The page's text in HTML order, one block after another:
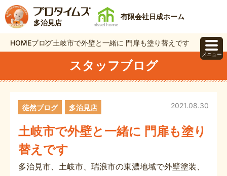
多治見店
有限会社日成ホーム
HOMEブログ土岐市で外壁と一緒に 門扉も塗り替えです
スタッフブログ
土岐市で外壁と一緒に 門扉も塗り
替えです
2021.08.30
徒然ブログ 多治見店
多治見市、土岐市、瑞浪市の東濃地域で外壁塗装、
メニュー